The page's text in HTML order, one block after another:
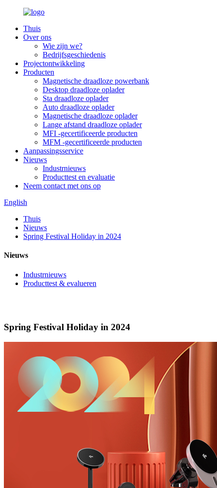
Thuis
Over ons
Wie zijn we?
Bedrijfsgeschiedenis
Projectontwikkeling
Producten
Magnetische draadloze powerbank
Desktop draadloze oplader
Sta draadloze oplader
Auto draadloze oplader
Magnetische draadloze oplader
Lange afstand draadloze oplader
MFI -gecertificeerde producten
MFM -gecertificeerde producten
Aanpassingsservice
Nieuws
Industrnieuws
Producttest en evaluatie
Neem contact met ons op
English
Thuis
Nieuws
Spring Festival Holiday in 2024
Nieuws
Industrnieuws
Producttest & evalueren
Spring Festival Holiday in 2024